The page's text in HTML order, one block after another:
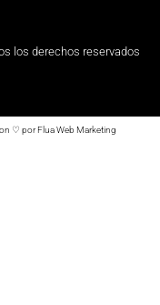
los derechos reservados
♡ por Flua Web Marketing